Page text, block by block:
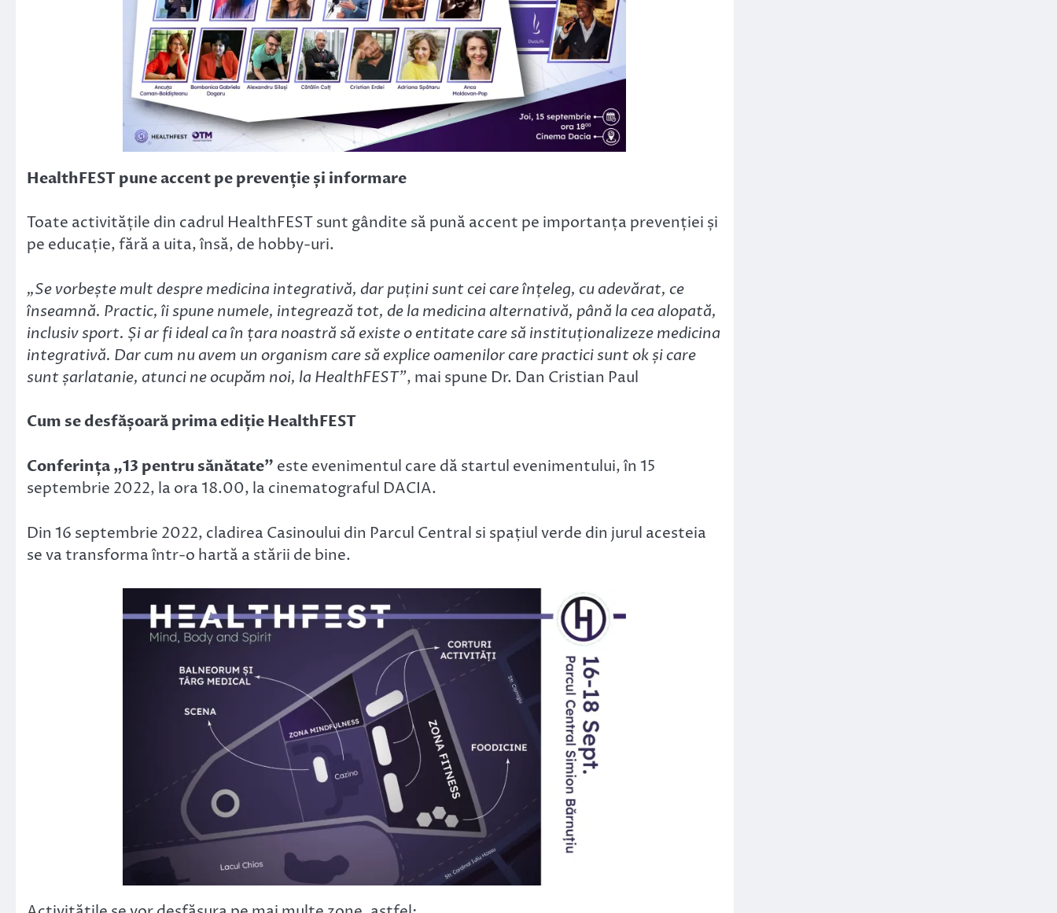
HealthFEST pune accent pe prevenție și informare
Toate activitățile din cadrul HealthFEST sunt gândite să pună accent pe importanța prevenției și
pe educație, fără a uita, însă, de hobby-uri.
„Se vorbește mult despre medicina integrativă, dar puțini sunt cei care înțeleg, cu adevărat, ce
înseamnă. Practic, îi spune numele, integrează tot, de la medicina alternativă, până la cea alopată,
inclusiv sport. Și ar fi ideal ca în țara noastră să existe o entitate care să instituționalizeze medicina
integrativă. Dar cum nu avem un organism care să explice oamenilor care practici sunt ok și care
sunt șarlatanie, atunci ne ocupăm noi, la HealthFEST”, mai spune Dr. Dan Cristian Paul
Cum se desfășoară prima ediție HealthFEST
Conferința „13 pentru sănătate” este evenimentul care dă startul evenimentului, în 15
septembrie 2022, la ora 18.00, la cinematograful DACIA.
Din 16 septembrie 2022, cladirea Casinoului din Parcul Central si spațiul verde din jurul acesteia
se va transforma într-o hartă a stării de bine.